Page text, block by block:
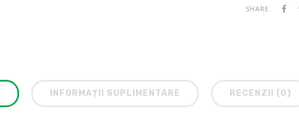
SHARE
INFORMAȚII SUPLIMENTARE RECENZII (0)